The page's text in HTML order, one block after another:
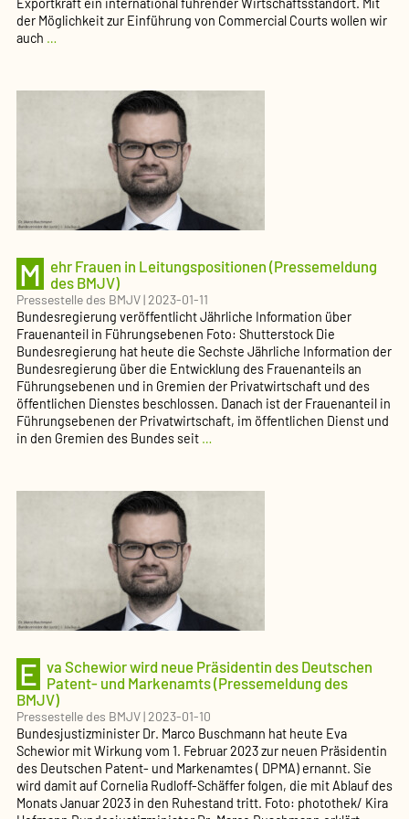
Exportkraft ein international führender Wirtschaftsstandort. Mit
der Möglichkeit zur Einführung von Commercial Courts wollen wir
auch …
in
Wirtschaftsstreitigkeiten
Eckpunkte
(Pressemeldung
des
M
ehr Frauen in Leitungspositionen (Pressemeldung
des BMJV)
Pressestelle des BMJV|2023-01-11
Bundesregierung veröffentlicht Jährliche Information über
Frauenanteil in Führungsebenen Foto: Shutterstock Die
Bundesregierung hat heute die Sechste Jährliche Information der
Bundesregierung über die Entwicklung des Frauenanteils an
Führungsebenen und in Gremien der Privatwirtschaft und des
öffentlichen Dienstes beschlossen. Danach ist der Frauenanteil in
Führungsebenen der Privatwirtschaft, im öffentlichen Dienst und
in den Gremien des Bundes seit …
Leitungspositionen
E va Schewior wird neue Präsidentin des Deutschen
Patent- und Markenamts (Pressemeldung des
BMJV)
Pressestelle des BMJV|2023-01-10
Bundesjustizminister Dr. Marco Buschmann hat heute Eva
Schewior mit Wirkung vom 1. Februar 2023 zur neuen Präsidentin
des Deutschen Patent- und Markenamtes ( DPMA) ernannt. Sie
wird damit auf Cornelia Rudloff-Schäffer folgen, die mit Ablauf des
Monats Januar 2023 in den Ruhestand tritt. Foto: photothek/ Kira